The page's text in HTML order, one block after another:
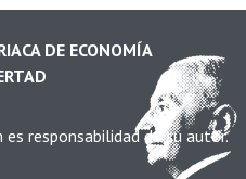
DE ECONOMÍA
es responsabilidad de su autor.